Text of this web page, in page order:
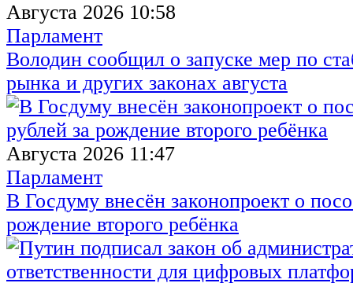
Августа 2026 10:58
Парламент
Володин сообщил о запуске мер по
рынка и других законах августа
Августа 2026 11:47
Парламент
В Госдуму внесён законопроект о
рождение второго ребёнка